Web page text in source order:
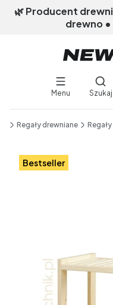
🌿 Producent
drewno
Menu Szukaj
Regały drewniane
Etykiety
Bestseller